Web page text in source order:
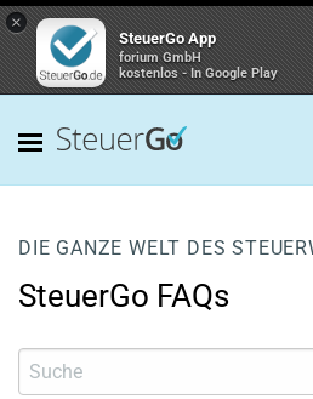
×
SteuerGo App
forium GmbH
kostenlos - In Google Play
DIE GANZE WELT DES
SteuerGo FAQs